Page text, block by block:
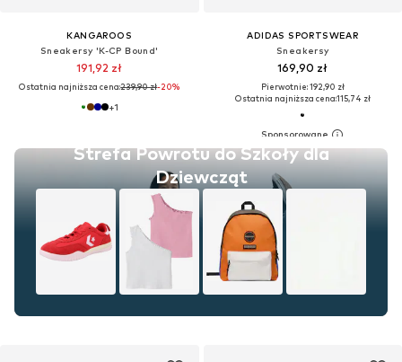
KANGAROOS
Sneakersy 'K-CP Bound'
191,92 zł
Ostatnia najniższa cena:239,90 zł-20%
+1
Strefa Powrotu do Szkoły dla
Dziewcząt
ADIDAS SPORTSWEAR
Sneakersy
169,90 zł
Pierwotnie: 192,90 zł
Ostatnia najniższa cena:115,74 zł